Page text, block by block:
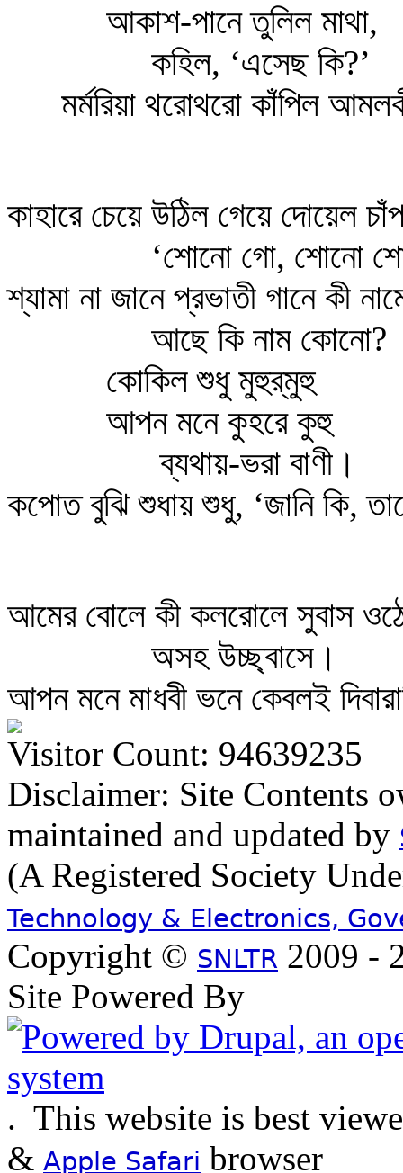
আকাশ-পানে তুলিল মাথা,
কহিল, ‘এসেছ কি?’
মর্মরিয়া থরোথরো কাঁপিল
কাহারে চেয়ে উঠিল গেয়ে দোয়েল
‘শোনো গো, শোনো
শ্যামা না জানে প্রভাতী গানে কী
আছে কি নাম কোনো?
কোকিল শুধু মুহুর্‌মুহু
আপন মনে কুহরে কুহু
ব্যথায়-ভরা বাণী।
কপোত বুঝি শুধায় শুধু, ‘জানি কি,
আমের বোলে কী কলরোলে সুবাস
অসহ উচ্ছ্বাসে।
আপন মনে মাধবী ভনে কেবলই
Visitor Count: 94639235
Disclaimer: Site Contents
maintained and updated by
(A Registered Society
Technology & Electronics,
Copyright © SNLTR 2009 -
Site Powered By
. This website is best
& Apple Safari browser